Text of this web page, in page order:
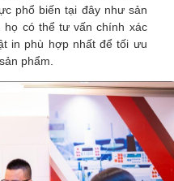
phổ biến tại đây như sản
họ có thể tư vấn chính xác
in phù hợp nhất để tối ưu
phẩm.